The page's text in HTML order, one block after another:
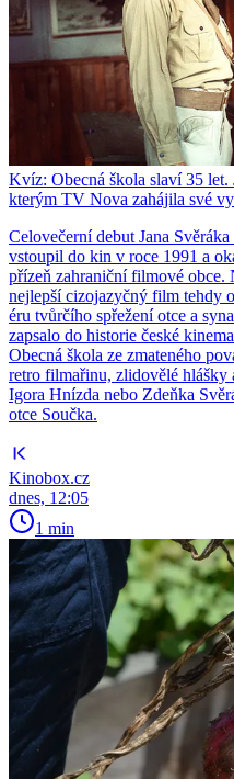
Kvíz: Obecná škola slaví 35 let.
kterým TV Nova zahájila své
Celovečerní debut Jana
vstoupil do kin v roce 1991 a
přízeň zahraniční filmové obce.
nejlepší cizojazyčný film tehdy
éru tvůrčího spřežení otce a
zapsalo do historie české
Obecná škola ze zmateného
retro filmařinu, zlidovělé
Igora Hnízda nebo Zdeňka
otce Součka.
Kinobox.cz
dnes, 12:05
1 min